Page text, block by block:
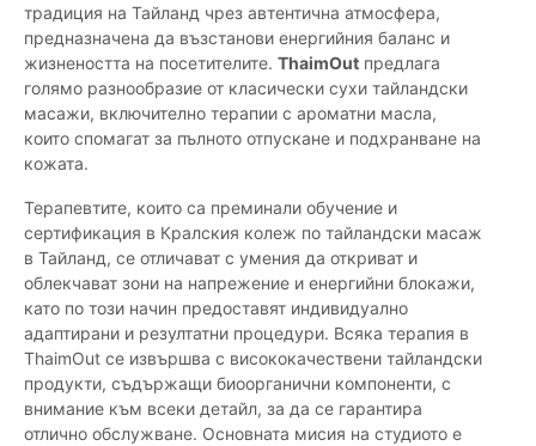
традиция на Тайланд чрез автентична атмосфера,
предназначена да възстанови енергийния баланс и
жизнеността на посетителите. ThaimOut предлага
голямо разнообразие от класически сухи тайландски
масажи, включително терапии с ароматни масла,
които спомагат за пълното отпускане и подхранване на
кожата.
Терапевтите, които са преминали обучение и
сертификация в Кралския колеж по тайландски масаж
в Тайланд, се отличават с умения да откриват и
облекчават зони на напрежение и енергийни блокажи,
като по този начин предоставят индивидуално
адаптирани и резултатни процедури. Всяка терапия в
ThaimOut се извършва с висококачествени тайландски
продукти, съдържащи биоорганични компоненти, с
внимание към всеки детайл, за да се гарантира
отлично обслужване. Основната мисия на студиото е